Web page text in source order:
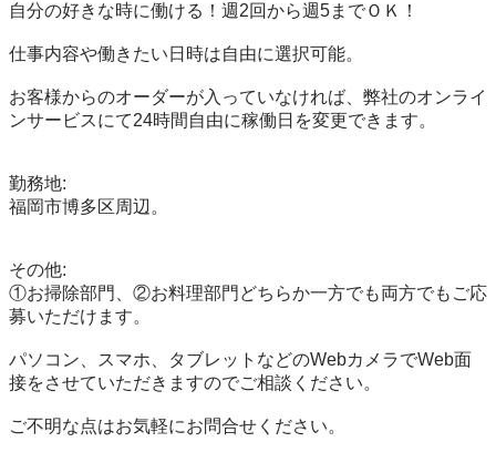
自分の好きな時に働ける！週2回から週5までＯＫ！
仕事内容や働きたい日時は自由に選択可能。
お客様からのオーダーが入っていなければ、弊社のオンライ
ンサービスにて24時間自由に稼働日を変更できます。
勤務地:
福岡市博多区周辺。
その他:
①お掃除部門、②お料理部門どちらか一方でも両方でもご応
募いただけます。
パソコン、スマホ、タブレットなどのWebカメラでWeb面
接をさせていただきますのでご相談ください。
ご不明な点はお気軽にお問合せください。